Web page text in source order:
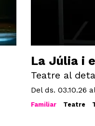
La Júlia i
Teatre al
Del ds. 03.10.26
Familiar Teatre